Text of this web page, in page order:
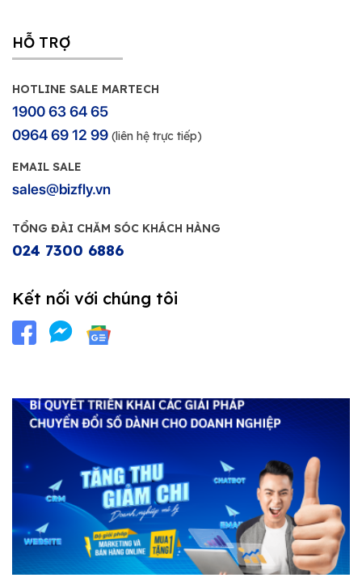
HỖ TRỢ
HOTLINE SALE MARTECH
1900 63 64 65
0964 69 12 99 (liên hệ trực tiếp)
EMAIL SALE
sales@bizfly.vn
TỔNG ĐÀI CHĂM SÓC KHÁCH HÀNG
024 7300 6886
Kết nối với chúng tôi